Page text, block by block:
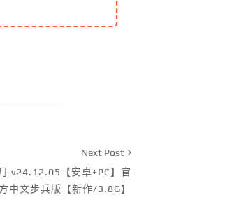
Next Post
v24.12.05【安卓+PC】官
方中文步兵版【新作/3.8G】